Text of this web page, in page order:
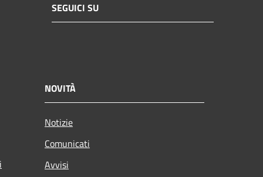
SEGUICI SU
NOVITÀ
Notizie
Comunicati
Avvisi